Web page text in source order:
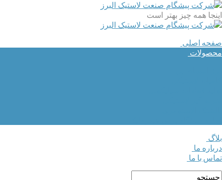
اینجا همه چیز بهتر است
صفحه اصلی
محصولات
بلاگ
درباره ما
تماس با ما